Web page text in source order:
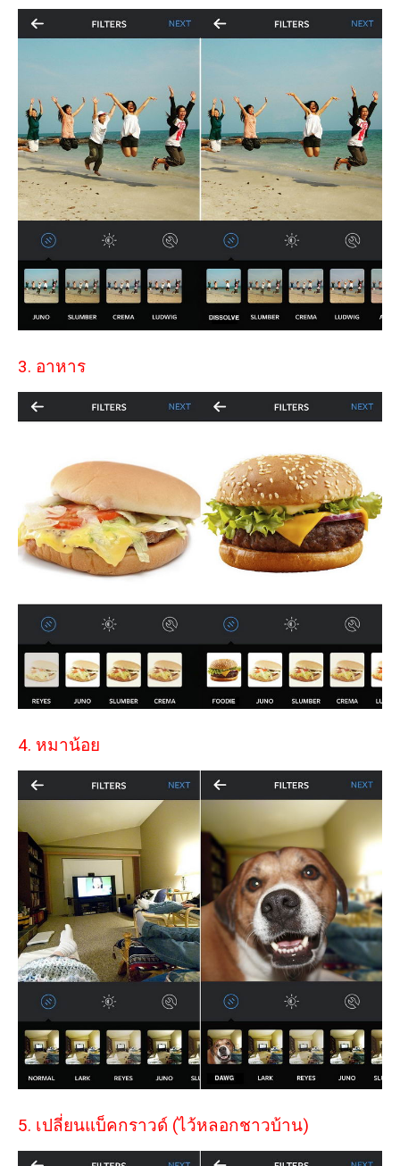
3. อาหาร
4. หมาน้อย
5. เปลี่ยนแบ็คกราวด์ (ไว้หลอกชาวบ้าน)